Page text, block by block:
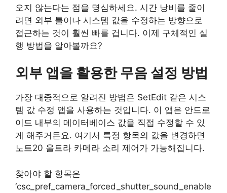
오지 않는다는 점을 명심하세요. 시간 낭비를 줄이
려면 외부 툴이나 시스템 값을 수정하는 방향으로
접근하는 것이 훨씬 빠를 겁니다. 이제 구체적인 실
행 방법을 알아볼까요?
외부 앱을 활용한 무음 설정 방법
가장 대중적으로 알려진 방법은 SetEdit 같은 시스
템 값 수정 앱을 사용하는 것입니다. 이 앱은 안드로
이드 내부의 데이터베이스 값을 직접 수정할 수 있
게 해주거든요. 여기서 특정 항목의 값을 변경하면
노트20 울트라 카메라 소리 제어가 가능해집니다.
찾아야 할 항목은
‘csc_pref_camera_forced_shutter_sound_enable